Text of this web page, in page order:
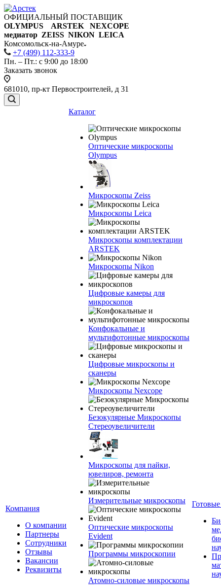
ОФИЦИАЛЬНЫЙ ПОСТАВЩИК
OLYMPUS ARSTEK NEXCOPE
медиатор ZEISS NIKON LEICA
Комсомольск-на-Амуре
+7 (499) 112-333-9
Пн. – Пт.: с 9:00 до 18:00
Заказать звонок
681010, пр-кт Первостроителей, д 31
Компания
О компании
Партнеры
Сотрудники
Отзывы
Вакансии
Реквизиты
Каталог
Оптические микроскопы
Olympus
Микроскопы Zeiss
Микроскопы Leica
Микроскопы комплектации
ARSTEK
Микроскопы Nikon
Цифровые камеры для
микроскопов
Конфокальные и
мультифотонные микроскопы
Цифровые микроскопы и
сканеры
Микроскопы Nexcope
Безокулярные Микроскопы
Стереоувеличители
Микроскопы для пайки,
ювелиров, ремонта
Измерительные микроскопы
Оптические микроскопы
Evident
Программы микроскопии
Атомно-силовые микроскопы